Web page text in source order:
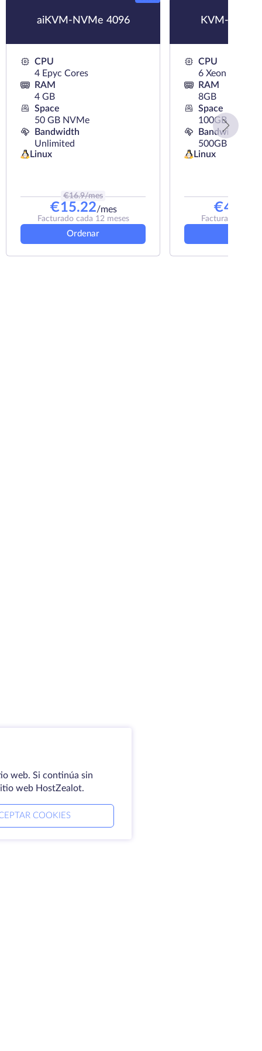
aiKVM-NVMe 4096
CPU
4 Epyc Cores
RAM
4 GB
Space
50 GB NVMe
Bandwidth
Unlimited
Linux
€16.9/mes
€15.22/mes
Facturado cada 12 meses
Ordenar
KVM-SSD
CPU
6 Xeon Cores
RAM
8GB
Space
100GB SSD
Bandwidth
500GB
Linux
€46.83
Facturado cada
web. Si continúa sin
web HostZealot.
COOKIES